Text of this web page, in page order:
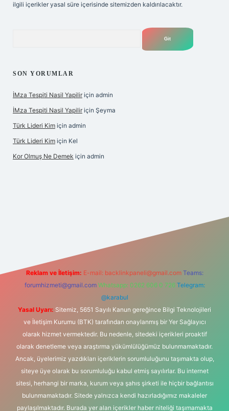
ilgili içerikler yasal süre içerisinde sitemizden kaldırılacaktır.
SON YORUMLAR
İMza Tespiti Nasil Yapilir için admin
İMza Tespiti Nasil Yapilir için Şeyma
Türk Lideri Kim için admin
Türk Lideri Kim için Kel
Kor Olmuş Ne Demek için admin
Reklam ve İletişim: E-mail: backlinkpaneli@gmail.com Teams:
forumhizmeti@gmail.com Whatsapp: 0262 606 0 726 Telegram:
@karabul
Yasal Uyarı: Sitemiz, 5651 Sayılı Kanun gereğince Bilgi Teknolojileri
ve İletişim Kurumu (BTK) tarafından onaylanmış bir Yer Sağlayıcı
olarak hizmet vermektedir. Bu nedenle, sitedeki içerikleri proaktif
olarak denetleme veya araştırma yükümlülüğümüz bulunmamaktadır.
Ancak, üyelerimiz yazdıkları içeriklerin sorumluluğunu taşımakta olup,
siteye üye olarak bu sorumluluğu kabul etmiş sayılırlar. Bu internet
sitesi, herhangi bir marka, kurum veya şahıs şirketi ile hiçbir bağlantısı
bulunmamaktadır. Sitede yalnızca kendi hazırladığımız makaleler
paylaşılmaktadır. Burada yer alan içerikler haber niteliği taşımamakta